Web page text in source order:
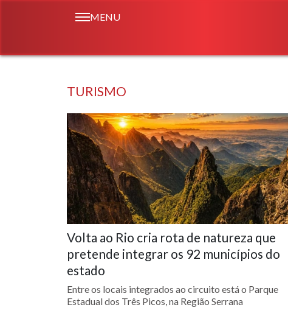
MENU
TURISMO
Volta ao Rio cria rota de natureza que
pretende integrar os 92 municípios do
estado
Entre os locais integrados ao circuito está o Parque
Estadual dos Três Picos, na Região Serrana